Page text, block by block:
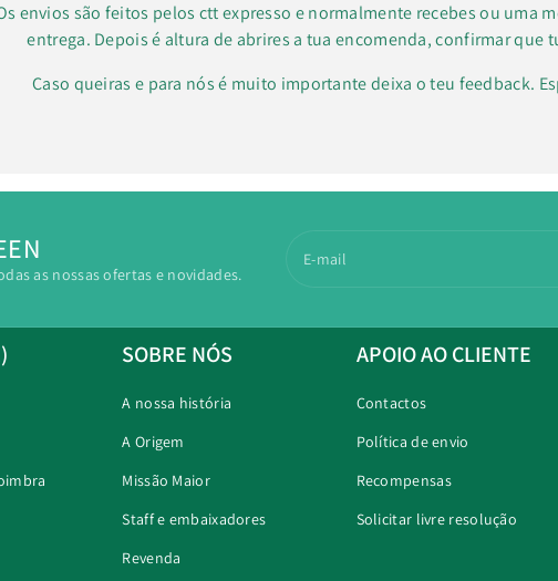
envios são feitos pelos ctt expresso e normalmente recebes ou uma
entrega. Depois é altura de abrires a tua encomenda, confirmar que
Caso queiras e para nós é muito importante deixa o teu feedback.
as nossas ofertas e novidades.
E-mail
SOBRE NÓS
A nossa história
A Origem
Missão Maior
Staff e embaixadores
Revenda
APOIO AO CLIENTE
Contactos
Política de envio
Recompensas
Solicitar livre resolução